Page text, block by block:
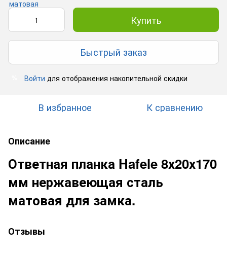
Купить
Быстрый заказ
Войти для отображения накопительной скидки
В избранное К сравнению
Описание
Ответная планка Hafele 8х20х170
мм нержавеющая сталь
матовая для замка.
Отзывы